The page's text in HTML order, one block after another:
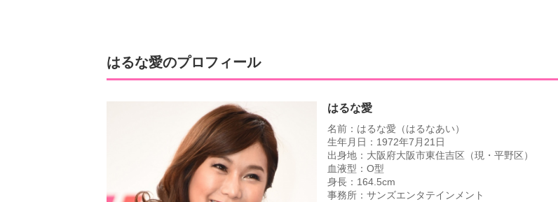
はるな愛のプロフィール
はるな愛
名前：はるな愛（はるなあい）
生年月日：1972年7月21日
出身地：大阪府大阪市東住吉区（現・平野区）
血液型：O型
身長：164.5cm
事務所：サンズエンタテインメント